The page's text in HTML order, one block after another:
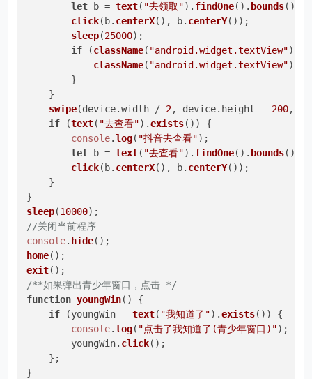
let b = text( "去领取"). findOne(). bounds();
click(b. centerX(), b. centerY());
sleep(25000);
if (className( "android.widget.textView").
className( "android.widget.textView").
        }
    }
swipe(device.width / 2, device. height - 200,
if (text( "去查看").exists()) {
console.log( "抖音去查看");
let b = text( "去查看"). findOne(). bounds();
click(b. centerX(), b. centerY());
    }
sleep(10000
//关闭当前程序
console. hide
home
exit
/**如果弹出青少年窗口，点击 */
function youngWin( ) {
if (youngWin = text( "我知道了").exists()) {
console.log( "点击了我知道了(青少年窗口)");
        youngWin.
click();
    };
}